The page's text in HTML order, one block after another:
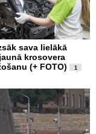
sava lielākā
krosovera
(+ FOTO)
1